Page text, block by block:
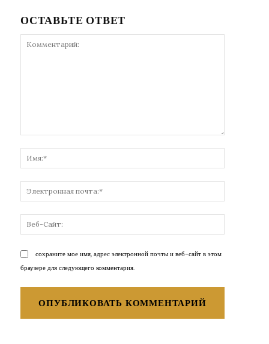
ОСТАВЬТЕ ОТВЕТ
почта:*
Сайт:
сохраните мое имя, адрес электронной почты и веб-сайт в этом
браузере для следующего комментария.